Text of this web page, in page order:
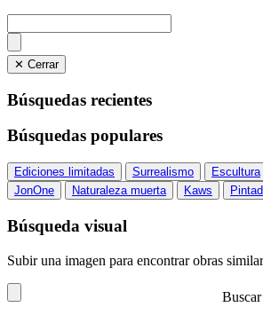
✕ Cerrar
Búsquedas recientes
Búsquedas populares
Ediciones limitadas Surrealismo Escultura
JonOne
Naturaleza muerta Kaws
Búsqueda visual
Subir una imagen para encontrar obras